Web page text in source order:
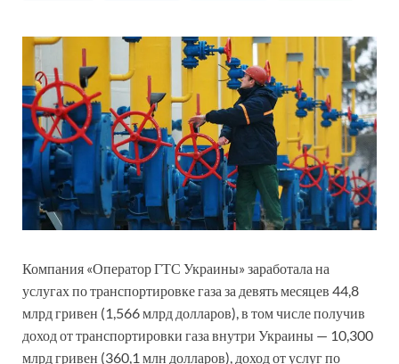
Компания «Оператор ГТС Украины» заработала на
услугах по транспортировке газа за девять месяцев 44,8
млрд гривен (1,566 млрд долларов), в том числе получив
доход от транспортировки газа внутри Украины — 10,300
млрд гривен (360,1 млн долларов), доход от услуг по